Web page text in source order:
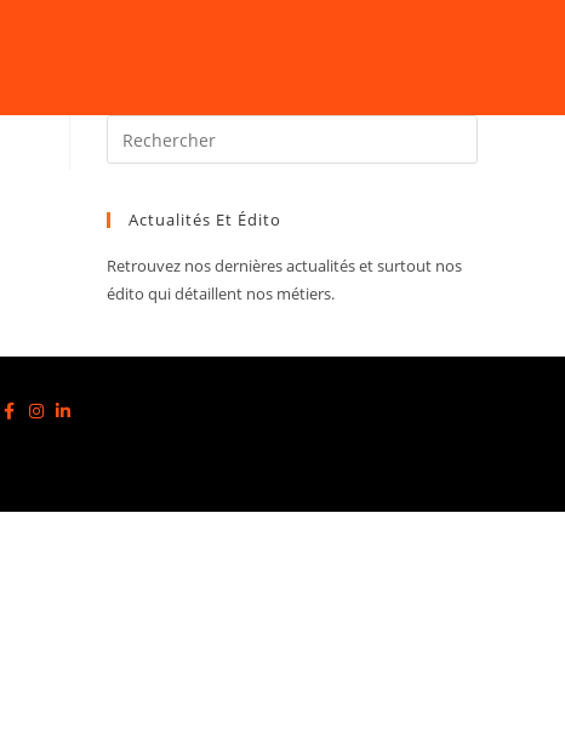
Actualités Et Édito
Retrouvez nos dernières actualités et surtout nos
édito qui détaillent nos métiers.